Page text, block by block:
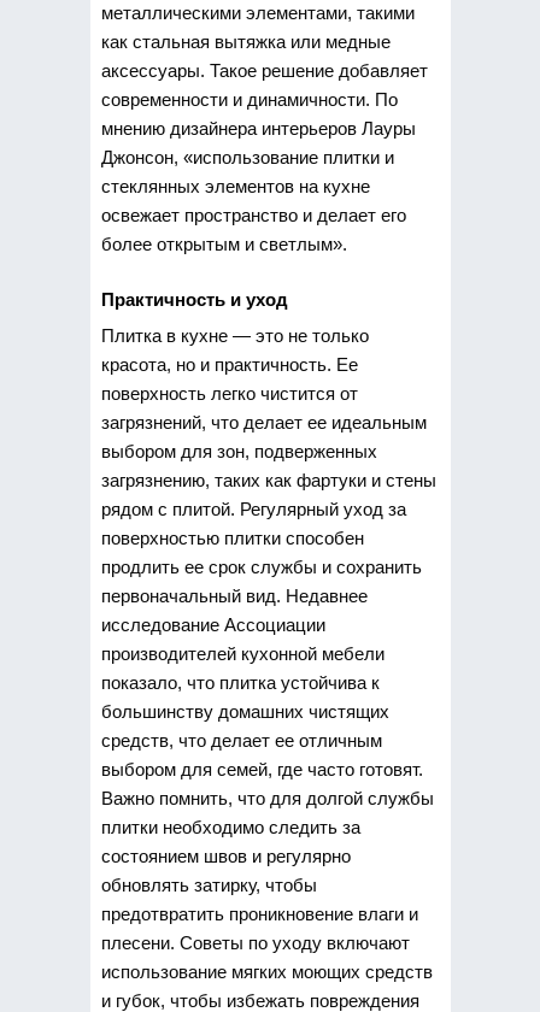
металлическими элементами, такими
как стальная вытяжка или медные
аксессуары. Такое решение добавляет
современности и динамичности. По
мнению дизайнера интерьеров Лауры
Джонсон, «использование плитки и
стеклянных элементов на кухне
освежает пространство и делает его
более открытым и светлым».
Практичность и уход
Плитка в кухне — это не только
красота, но и практичность. Ее
поверхность легко чистится от
загрязнений, что делает ее идеальным
выбором для зон, подверженных
загрязнению, таких как фартуки и стены
рядом с плитой. Регулярный уход за
поверхностью плитки способен
продлить ее срок службы и сохранить
первоначальный вид. Недавнее
исследование Ассоциации
производителей кухонной мебели
показало, что плитка устойчива к
большинству домашних чистящих
средств, что делает ее отличным
выбором для семей, где часто готовят.
Важно помнить, что для долгой службы
плитки необходимо следить за
состоянием швов и регулярно
обновлять затирку, чтобы
предотвратить проникновение влаги и
плесени. Советы по уходу включают
использование мягких моющих средств
и губок, чтобы избежать повреждения